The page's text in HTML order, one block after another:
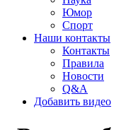
Юмор
Спорт
Наши контакты
Контакты
Правила
Новости
Q&A
Добавить видео